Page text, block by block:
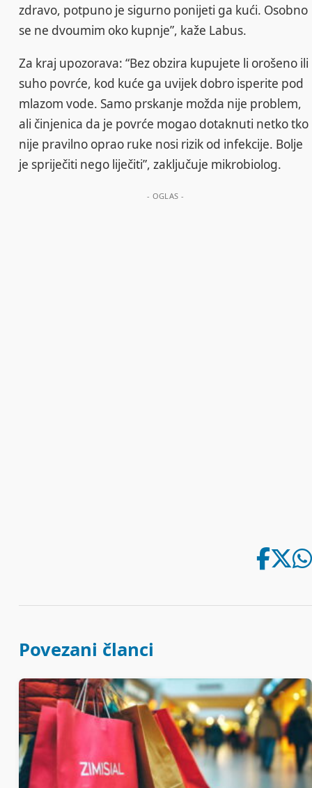
zdravo, potpuno je sigurno ponijeti ga kući. Osobno
se ne dvoumim oko kupnje”, kaže Labus.
Za kraj upozorava: “Bez obzira kupujete li orošeno ili
suho povrće, kod kuće ga uvijek dobro isperite pod
mlazom vode. Samo prskanje možda nije problem,
ali činjenica da je povrće mogao dotaknuti netko tko
nije pravilno oprao ruke nosi rizik od infekcije. Bolje
je spriječiti nego liječiti”, zaključuje mikrobiolog.
- OGLAS -
Povezani članci